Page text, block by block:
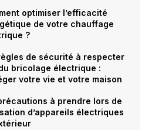
optimiser l’efficacité
de votre chauffage
?
de sécurité à respecter
bricolage électrique :
votre vie et votre maison
à prendre lors de
d’appareils électriques